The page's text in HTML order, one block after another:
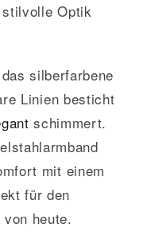
Optik
silberfarbene
Linien besticht
schimmert.
mit einem
für den
heute.